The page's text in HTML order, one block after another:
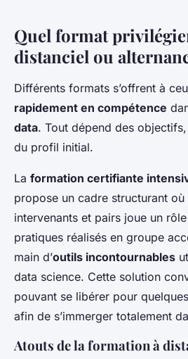
Quel format
distanciel ou
Différents formats s’offrent à
rapidement en compétence
data. Tout dépend des
du profil initial.
La formation certifiante
propose un cadre structurant où
intervenants et pairs joue un
pratiques réalisés en groupe
main d’outils incontournables
data science. Cette solution
pouvant se libérer pour
afin de s’immerger totalement
Atouts de la formation à